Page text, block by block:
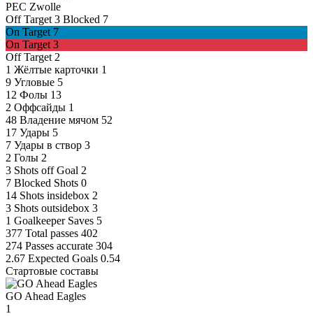
PEC Zwolle
Off Target 3 Blocked 7
On Target 7
On Target 3
Off Target 2
1 Жёлтые карточки 1
9 Угловые 5
12 Фолы 13
2 Оффсайды 1
48 Владение мячом 52
17 Удары 5
7 Удары в створ 3
2 Голы 2
3 Shots off Goal 2
7 Blocked Shots 0
14 Shots insidebox 2
3 Shots outsidebox 3
1 Goalkeeper Saves 5
377 Total passes 402
274 Passes accurate 304
2.67 Expected Goals 0.54
Стартовые составы
GO Ahead Eagles
1